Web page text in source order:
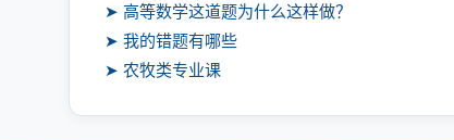
➤ 高等数学这道题为什么这样做？
➤ 我的错题有哪些
➤ 农牧类专业课